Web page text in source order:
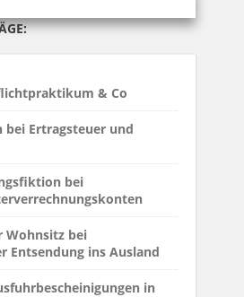
& Co
bei Ertragsteuer und
bei
Wohnsitz bei
Entsendung ins Ausland
in